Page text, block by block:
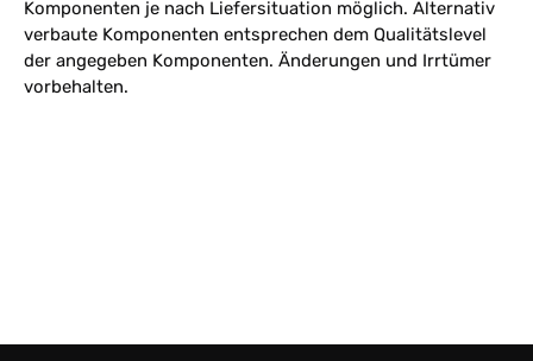
Komponenten je nach Liefersituation möglich. Alternativ
verbaute Komponenten entsprechen dem Qualitätslevel
der angegeben Komponenten. Änderungen und Irrtümer
vorbehalten.